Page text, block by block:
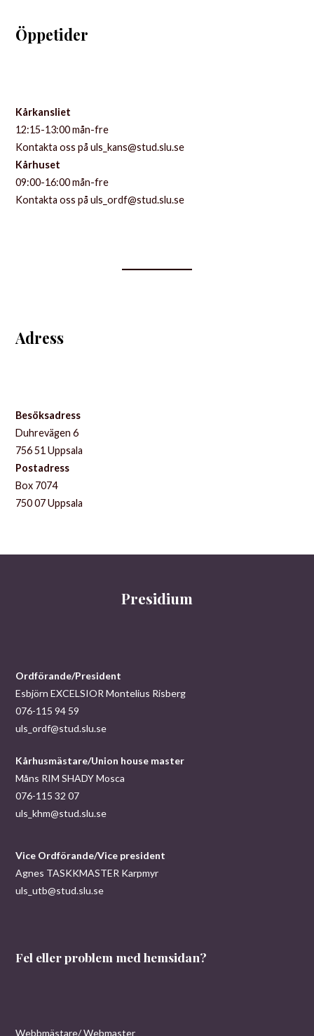
Öppetider
Kårkansliet
12:15-13:00 mån-fre
Kontakta oss på uls_kans@stud.slu.se
Kårhuset
09:00-16:00 mån-fre
Kontakta oss på uls_ordf@stud.slu.se
Adress
Besöksadress
Duhrevägen 6
756 51 Uppsala
Postadress
Box 7074
750 07 Uppsala
Presidium
Ordförande/President
Esbjörn EXCELSIOR Montelius Risberg
076-115 94 59
uls_ordf@stud.slu.se
Kårhusmästare/Union house master
Måns RIM SHADY Mosca
076-115 32 07
uls_khm@stud.slu.se
Vice Ordförande/Vice president
Agnes TASKKMASTER Karpmyr
uls_utb@stud.slu.se
Fel eller problem med hemsidan?
Webbmästare/ Webmaster